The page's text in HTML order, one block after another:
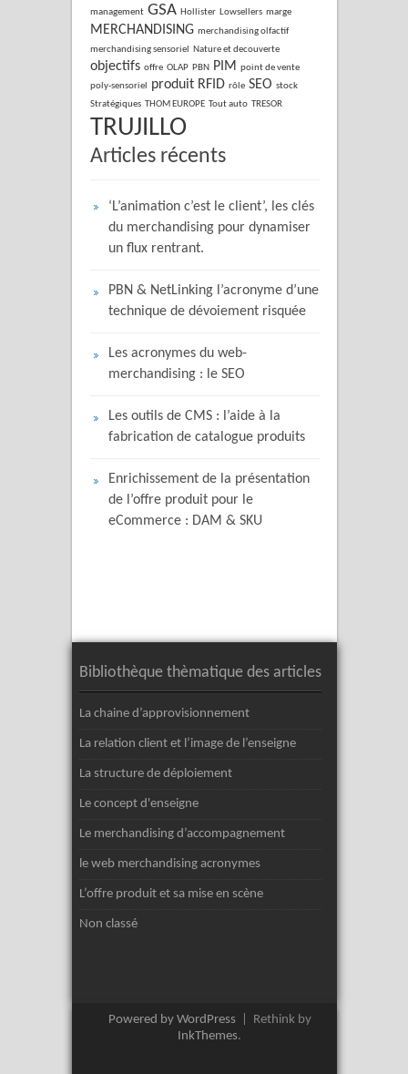
management GSA Hollister Lowsellers marge
MERCHANDISING merchandising olfactif
merchandising sensoriel Nature et decouverte
objectifs offre OLAP PBN PIM point de vente
poly-sensoriel produit RFID rôle SEO stock
Stratégiques THOM EUROPE Tout auto TRESOR
TRUJILLO
Articles récents
‘L’animation c’est le client’, les clés
du merchandising pour dynamiser
un flux rentrant.
PBN & NetLinking l’acronyme d’une
technique de dévoiement risquée
Les acronymes du web-
merchandising : le SEO
Les outils de CMS : l’aide à la
fabrication de catalogue produits
Enrichissement de la présentation
de l’offre produit pour le
eCommerce : DAM & SKU
Bibliothèque thèmatique des articles
La chaine d’approvisionnement
La relation client et l’image de l’enseigne
La structure de déploiement
Le concept d'enseigne
Le merchandising d’accompagnement
le web merchandising acronymes
L’offre produit et sa mise en scène
Non classé
Powered by WordPress
Rethink by
InkThemes.